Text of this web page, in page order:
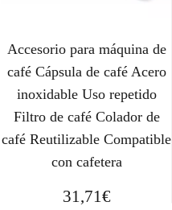
Accesorio para máquina de
café Cápsula de café Acero
inoxidable Uso repetido
Filtro de café Colador de
café Reutilizable Compatible
con cafetera
31,71€